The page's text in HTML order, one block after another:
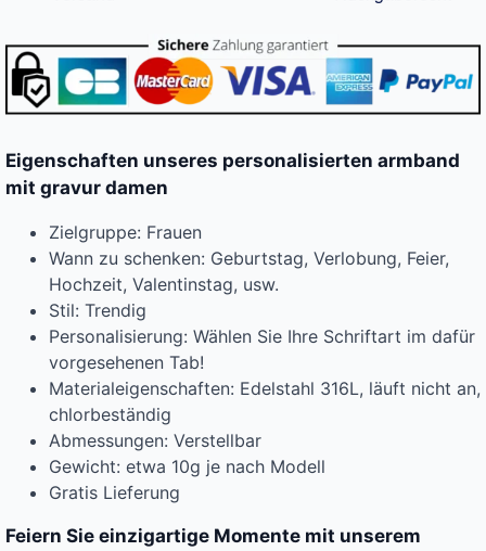
Eigenschaften unseres personalisierten armband
mit gravur damen
Zielgruppe: Frauen
Wann zu schenken: Geburtstag, Verlobung, Feier,
Hochzeit, Valentinstag, usw.
Stil: Trendig
Personalisierung: Wählen Sie Ihre Schriftart im dafür
vorgesehenen Tab!
Materialeigenschaften: Edelstahl 316L, läuft nicht an,
chlorbeständig
Abmessungen: Verstellbar
Gewicht: etwa 10g je nach Modell
Gratis Lieferung
Feiern Sie einzigartige Momente mit unserem